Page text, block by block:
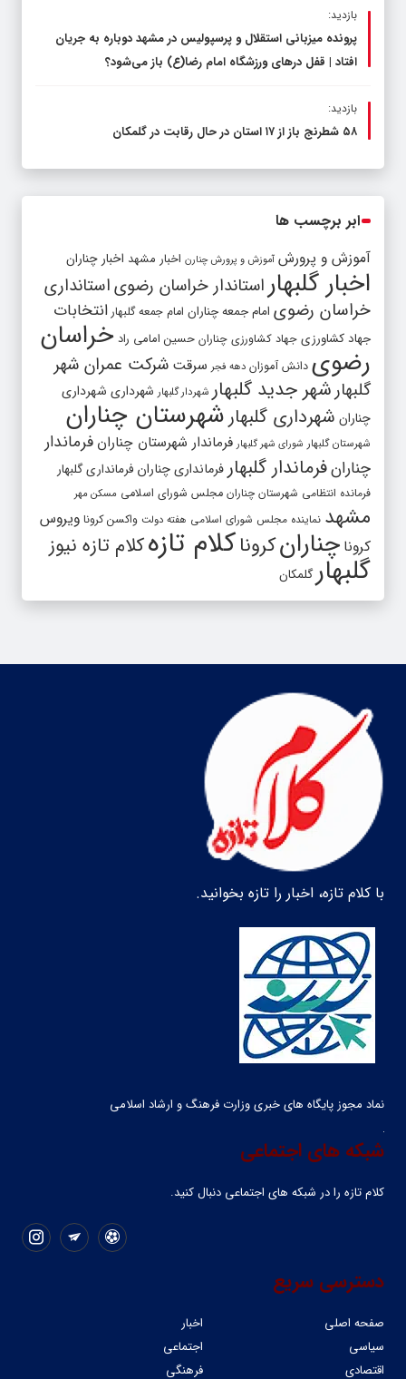
بازدید:
پرونده میزبانی استقلال و پرسپولیس در مشهد دوباره به جریان
افتاد | قفل در‌های ورزشگاه امام رضا(ع) باز می‌شود؟
بازدید:
۵۸ شطرنج‌ باز از ۱۷ استان در حال رقابت در گلمکان
ابر برچسب ها
آموزش و پرورش آموزش و پرورش چنارن اخبار مشهد اخبار چناران
اخبار گلبهار استاندار خراسان رضویاستانداری
خراسان رضوی امام جمعه چناران امام جمعه گلبهار انتخابات
جهاد کشاورزی جهاد کشاورزی چناران حسین امامی راد خراسان
رضوی دانش آموزان دهه فجر سرقت شرکت عمران شهر
گلبهارشهر جدید گلبهار شهردار گلبهار شهرداری شهرداری
چناران شهرداری گلبهار شهرستان چناران
شهرستان گلبهار شورای شهر گلبهار فرماندار شهرستان چناران فرماندار
چنارانفرماندار گلبهار فرمانداری چناران فرمانداری گلبهار
فرمانده انتظامی شهرستان چناران مجلس شورای اسلامی مسکن مهر
مشهد نماینده مجلس شورای اسلامی هفته دولت واکسن کرونا ویروس
کرونا چنارانکروناکلام تازهکلام تازه نیوز
گلبهارگلمکان
با کلام تازه، اخبار را تازه بخوانید.
نماد مجوز پایگاه های خبری وزارت فرهنگ و ارشاد اسلامی
شبکه های اجتماعی
کلام تازه را در شبکه ‌های اجتماعی دنبال کنید.
دسترسی سریع
صفحه اصلی
اخبار
سیاسی
اجتماعی
اقتصادی
فرهنگی